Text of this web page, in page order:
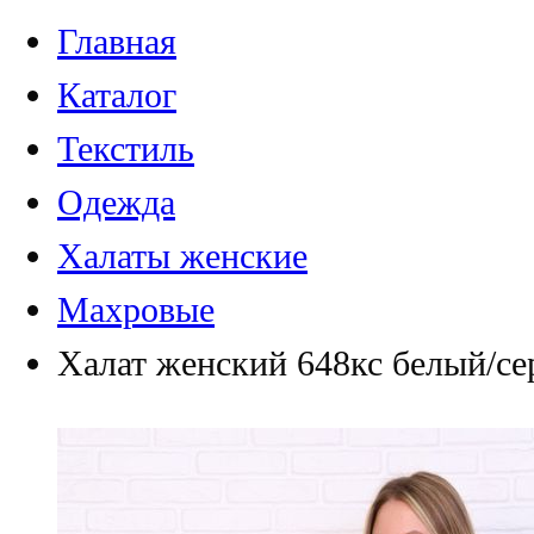
Главная
Каталог
Текстиль
Одежда
Халаты женские
Махровые
Халат женский 648кс белый/